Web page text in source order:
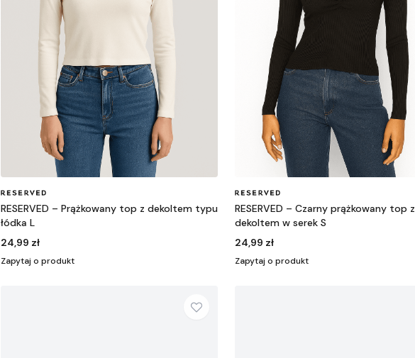
RESERVED – Prążkowany top z dekoltem typu
łódka L
24,99 zł
Zapytaj o produkt
RESERVED – Czarny prążkowany top z
dekoltem w serek S
24,99 zł
Zapytaj o produkt